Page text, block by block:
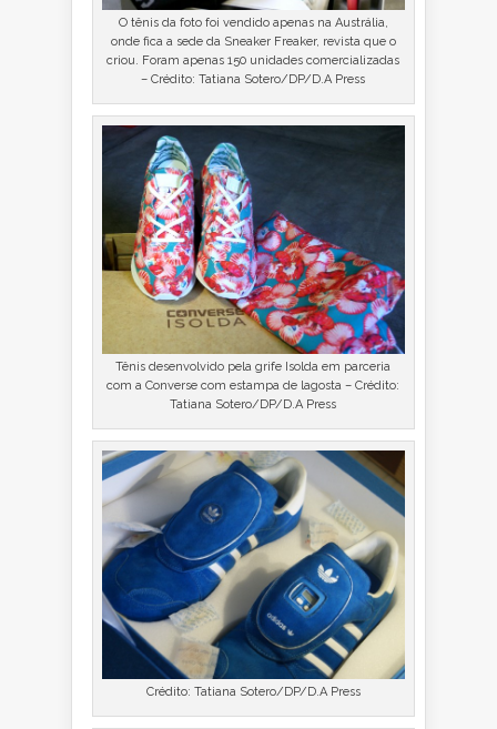
O tênis da foto foi vendido apenas na Austrália,
onde fica a sede da Sneaker Freaker, revista que o
criou. Foram apenas 150 unidades comercializadas
– Crédito: Tatiana Sotero/DP/D.A Press
Tênis desenvolvido pela grife Isolda em parceria
com a Converse com estampa de lagosta – Crédito:
Tatiana Sotero/DP/D.A Press
Crédito: Tatiana Sotero/DP/D.A Press